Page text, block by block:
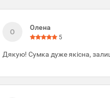
О
Олена
5
Дякую! Сумка дуже якісна,